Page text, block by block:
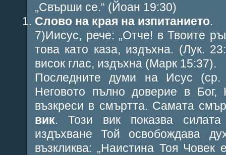
„Свърши се.“ (Йоан 19:30)
Слово на края на изпитанието.
7)Иисус, рече: „Отче! в Твоите
това като каза, издъхна. (Лук.
висок глас, издъхна (Марк 15:37).
Последните думи на Исус
Неговото пълно доверие в
възкреси в смъртта. Самата
вик. Този вик показва
издъхване Той освобождава
възкликва: „Наистина Тоя Човек